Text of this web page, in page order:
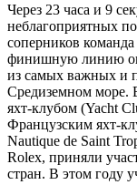
Через 23 часа и 9
неблагоприятных
соперников
финишную линию
из самых важных и
Средиземном море.
яхт-клубом (Yacht
Французским яхт-
Nautique de Saint
Rolex, приняли
стран. В этом году